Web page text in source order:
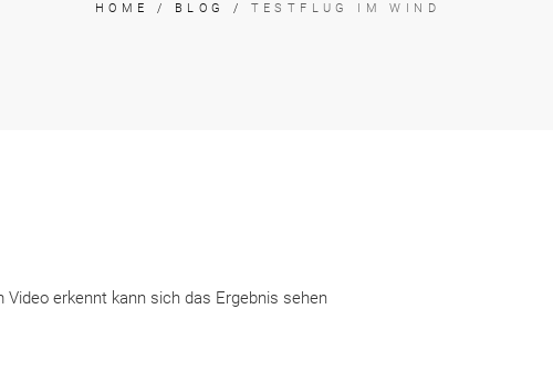
HOME / BLOG / TESTFLUG IM WIND
erkennt kann sich das Ergebnis sehen